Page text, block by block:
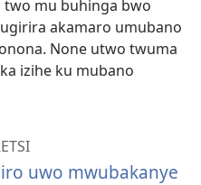
mu buhinga bwo
akamaro umubano
None utwo twuma
izihe ku mubano
uwo mwubakanye